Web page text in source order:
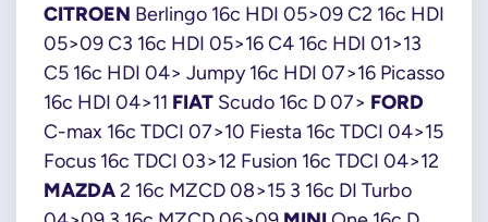
5S6Q9D475AC
5S6Q9D475AD
5S6Q9D475AE
RE5S6Q9D475AE
HELLA
6NU014862071
MAGNETI MARELLI
CITROEN Berlingo 16c HDI 05>09 C2 16c HDI
05>09 C3 16c HDI 05>16 C4 16c HDI 01>13
C5 16c HDI 04> Jumpy 16c HDI 07>16 Picasso
16c HDI 04>11 FIAT Scudo 16c D 07> FORD
C-max 16c TDCI 07>10 Fiesta 16c TDCI 04>15
Focus 16c TDCI 03>12 Fusion 16c TDCI 04>12
MAZDA2 16c MZCD 08>15 3 16c DI Turbo